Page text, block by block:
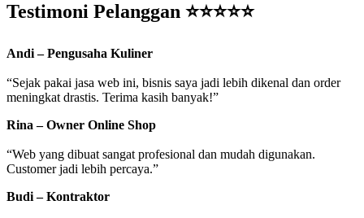
Testimoni Pelanggan ⭐⭐⭐⭐⭐
Andi – Pengusaha Kuliner
“Sejak pakai jasa web ini, bisnis saya jadi lebih dikenal dan order
meningkat drastis. Terima kasih banyak!”
Rina – Owner Online Shop
“Web yang dibuat sangat profesional dan mudah digunakan.
Customer jadi lebih percaya.”
Budi – Kontraktor